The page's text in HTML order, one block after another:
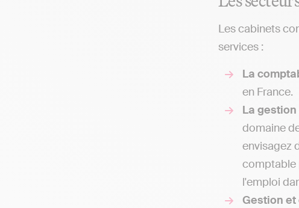
Les cabinets
services :
La
en France.
La
domaine
envisagez
comptable
l'emploi
Gestion